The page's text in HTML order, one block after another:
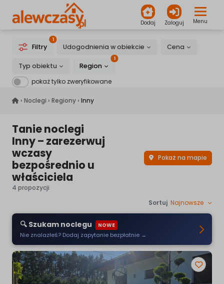
Dodaj Zaloguj Menu
Filtry
1
Udogodnienia w obiekcie Cena
Typ obiektu Region
1
pokaż tylko zweryfikowane
alewczasy.pl
› Noclegi › Regiony › Inny
Tanie noclegi
Inny – zarezerwuj
wczasy
bezpośrednio u
właściciela
4 propozycji
Pokaż na mapie
Sortuj Najnowsze
🔍 Szukam noclegu NOWE
Nie znalazłeś? Dodaj zapytanie bezpłatnie →